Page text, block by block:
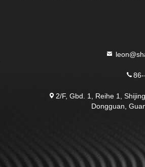
2/F, Gbd. 1, Reihe 1,
Dongguan,